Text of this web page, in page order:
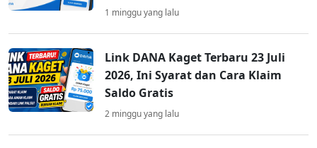
1 minggu yang lalu
Link DANA Kaget Terbaru 23 Juli
2026, Ini Syarat dan Cara Klaim
Saldo Gratis
2 minggu yang lalu